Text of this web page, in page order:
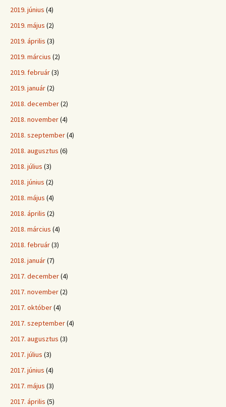
2019. június (4)
2019. május (2)
2019. április (3)
2019. március (2)
2019. február(3)
2019. január(2)
2018. december(2)
2018. november(4)
2018. szeptember(4)
2018. augusztus (6)
2018. július (3)
2018. június (2)
2018. május (4)
2018. április (2)
2018. március (4)
2018. február(3)
2018. január(7)
2017. december(4)
2017. november(2)
2017. október(4)
2017. szeptember(4)
2017. augusztus (3)
2017. július (3)
2017. június (4)
2017. május (3)
2017. április (5)